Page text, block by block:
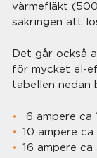
värmefläkt
säkringen att
Det går också
för mycket el-
tabellen nedan
6 ampere ca
10 ampere
16 ampere